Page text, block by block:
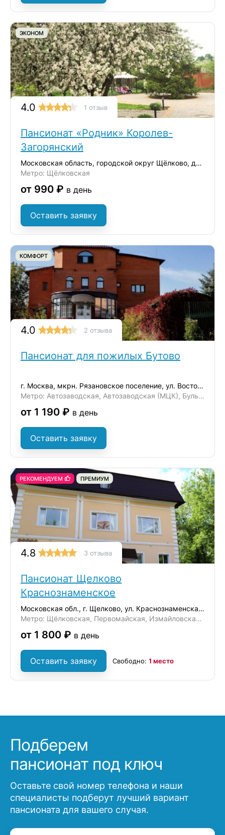
ЭКОНОМ
4.0 1 отзыв
Пансионат «Родник» Королев-
Загорянский
Московская область, городской округ Щёлково, дачный посёлок Загорянский,
Метро: Щёлковская
от 990 ₽ в день
Оставить заявку
КОМФОРТ
4.0 2 отзыва
Пансионат для пожилых Бутово
г. Москва, мкрн. Рязановское поселение, ул. Восточная, д. 6
Метро: Автозаводская, Автозаводская (МЦК), Бульвар Дмитрия Донского
от 1 190 ₽ в день
Оставить заявку
РЕКОМЕНДУЕМ ПРЕМИУМ
4.8 3 отзыва
Пансионат Щелково
Краснознаменское
Московская обл., г. Щелково, ул. Краснознаменская 15/3
Метро: Щёлковская, Первомайская, Измайловская, Черкизовская
от 1 800 ₽ в день
Оставить заявку Свободно: 1 место
Подберем
пансионат под ключ
Оставьте свой номер телефона и наши
специалисты подберут лучший вариант
пансионата для вашего случая.